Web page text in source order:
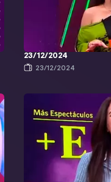
23/12/2024
23/12/2024